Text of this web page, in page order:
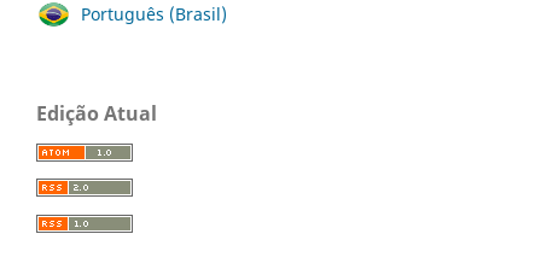
Português (Brasil)
Edição Atual